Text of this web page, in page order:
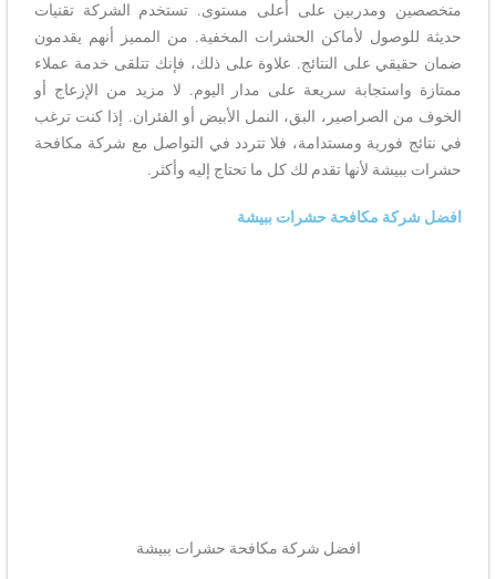
متخصصين ومدربين على أعلى مستوى. تستخدم الشركة تقنيات
حديثة للوصول لأماكن الحشرات المخفية. من المميز أنهم يقدمون
ضمان حقيقي على النتائج. علاوة على ذلك، فإنك تتلقى خدمة عملاء
ممتازة واستجابة سريعة على مدار اليوم. لا مزيد من الإزعاج أو
الخوف من الصراصير، البق، النمل الأبيض أو الفئران. إذا كنت ترغب
في نتائج فورية ومستدامة، فلا تتردد في التواصل مع شركة مكافحة
حشرات ببيشة لأنها تقدم لك كل ما تحتاج إليه وأكثر.
افضل شركة مكافحة حشرات ببيشة
افضل شركة مكافحة حشرات ببيشة